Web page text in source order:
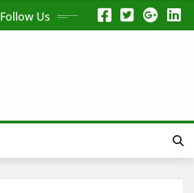
Follow Us